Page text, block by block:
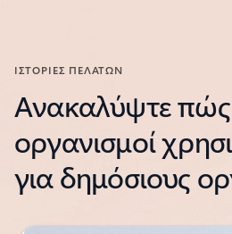
ΙΣΤΟΡΙΕΣ ΠΕΛΑΤΩΝ
Ανακαλύψτε πώς
οργανισμοί
για δημόσιους